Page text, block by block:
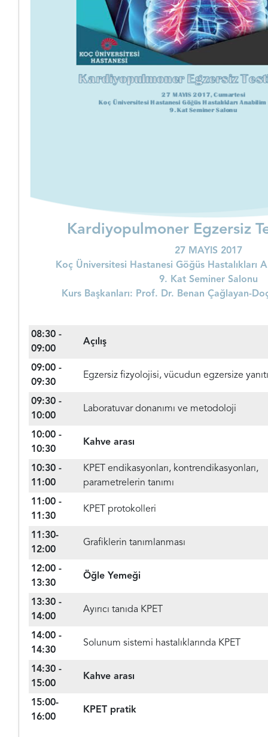
Kardiyopulmoner Egzersiz
27 MAYIS 2017
Koç Üniversitesi Hastanesi Göğüs Hastalıkları
9. Kat Seminer Salonu
Kurs Başkanları: Prof. Dr. Benan Çağlayan-
08:30 -
09:00
Açılış
09:00 -
09:30
Egzersiz fizyolojisi, vücudun egzersize yanıtı
09:30 -
10:00
Laboratuvar donanımı ve metodoloji
10:00 -
10:30
Kahve arası
10:30 -
11:00
KPET endikasyonları, kontrendikasyonları,
parametrelerin tanımı
11:00 -
11:30
KPET protokolleri
11:30-
12:00
Grafiklerin tanımlanması
12:00 -
13:30
Öğle Yemeği
13:30 -
14:00
Ayırıcı tanıda KPET
14:00 -
14:30
Solunum sistemi hastalıklarında KPET
14:30 -
15:00
Kahve arası
15:00-
16:00
KPET pratik